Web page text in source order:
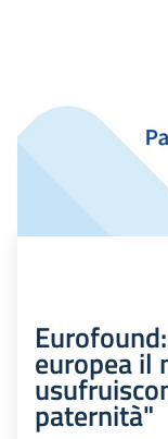
europea il
paternità"